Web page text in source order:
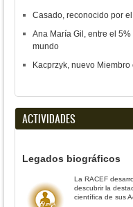
Casado, reconocido por
Ana María Gil, entre el
mundo
Kacprzyk, nuevo
ACTIVIDADES
Legados biográficos
La RACEF
descubrir la
científica de sus